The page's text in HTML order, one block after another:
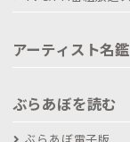
アーティスト名鑑
ぶらあぼを読む